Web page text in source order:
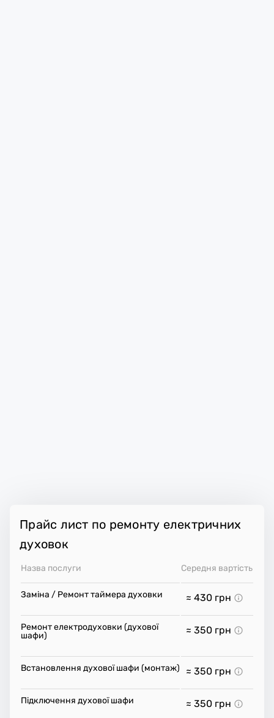
Прайс лист по ремонту електричних
духовок
Назва послуги Середня вартість
Заміна / Ремонт таймера духовки ≈ 430 грн
Ремонт електродуховки (духової
шафи)
≈ 350 грн
Встановлення духової шафи (монтаж) ≈ 350 грн
Підключення духової шафи ≈ 350 грн